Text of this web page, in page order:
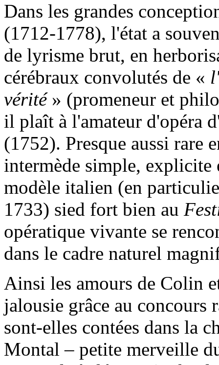
Dans les grandes
(1712-1778), l'état a
de lyrisme brut, en
cérébraux convolutés de «
vérité» (promeneur et
il plaît à l'amateur d'opéra
(1752). Presque aussi rare
intermède simple, explicite
modèle italien (en
1733) sied fort bien au
opératique vivante se
dans le cadre naturel
Ainsi les amours de Colin
jalousie grâce au concours
sont-elles contées dans la
Montal – petite merveille